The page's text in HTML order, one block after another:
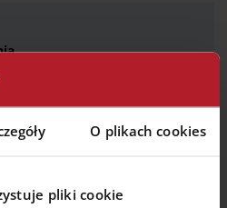
O plikach cookies
pliki cookie
z
r. do
PDF